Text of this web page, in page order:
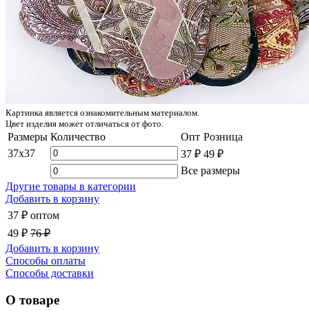
Картинка является ознакомительным материалом.
Цвет изделия может отличаться от фото.
Размеры Количество Опт Розница
37x37
37 ₽ 49 ₽
Все размеры
Другие товары в категории
Добавить в корзину
37 ₽ оптом
49 ₽ 76 ₽
Добавить в корзину
Способы оплаты
Способы доставки
О товаре